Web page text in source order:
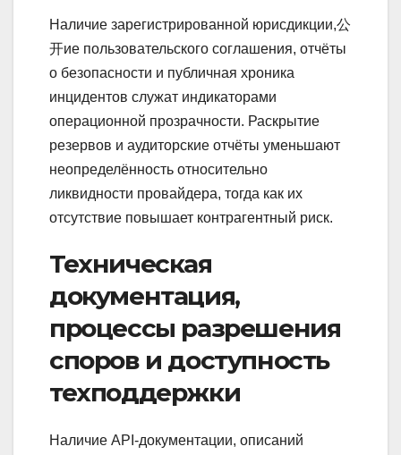
Наличие зарегистрированной юрисдикции,公
开ие пользовательского соглашения, отчёты
о безопасности и публичная хроника
инцидентов служат индикаторами
операционной прозрачности. Раскрытие
резервов и аудиторские отчёты уменьшают
неопределённость относительно
ликвидности провайдера, тогда как их
отсутствие повышает контрагентный риск.
Техническая
документация,
процессы разрешения
споров и доступность
техподдержки
Наличие API‑документации, описаний